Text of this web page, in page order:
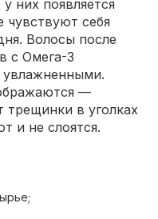
них появляется
чувствуют себя
Волосы после
с Омега-3
увлажненными.
—
трещинки в уголках
и не слоятся.